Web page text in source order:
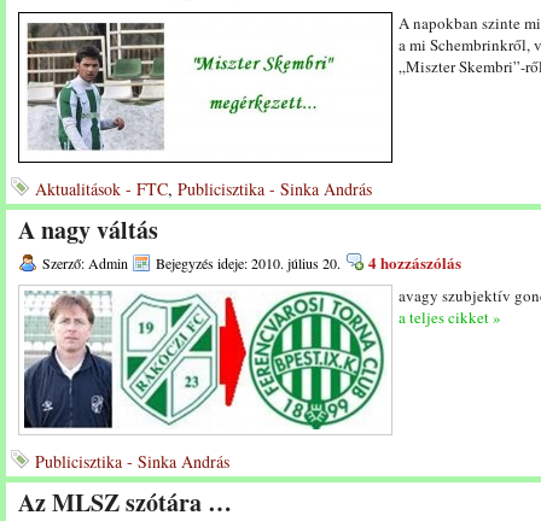
A napokban szinte
a mi Schembrinkről,
„Miszter Skembri”-
Aktualitások - FTC, Publicisztika - Sinka András
A nagy váltás
Szerző: Admin Bejegyzés ideje: 2010. július 20. 4 hozzászólás
avagy szubjektív
a teljes cikket »
Publicisztika - Sinka András
Az MLSZ szótára …